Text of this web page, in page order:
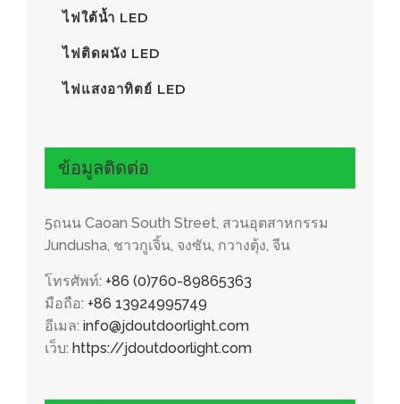
ไฟใต้น้ำ LED
ไฟติดผนัง LED
ไฟแสงอาทิตย์ LED
ข้อมูลติดต่อ
5ถนน Caoan South Street, สวนอุตสาหกรรม
Jundusha, ชาวกูเจิ้น, จงซัน, กวางตุ้ง, จีน
โทรศัพท์: +86 (0)760-89865363
มือถือ: +86 13924995749
อีเมล: info@jdoutdoorlight.com
เว็บ: https://jdoutdoorlight.com